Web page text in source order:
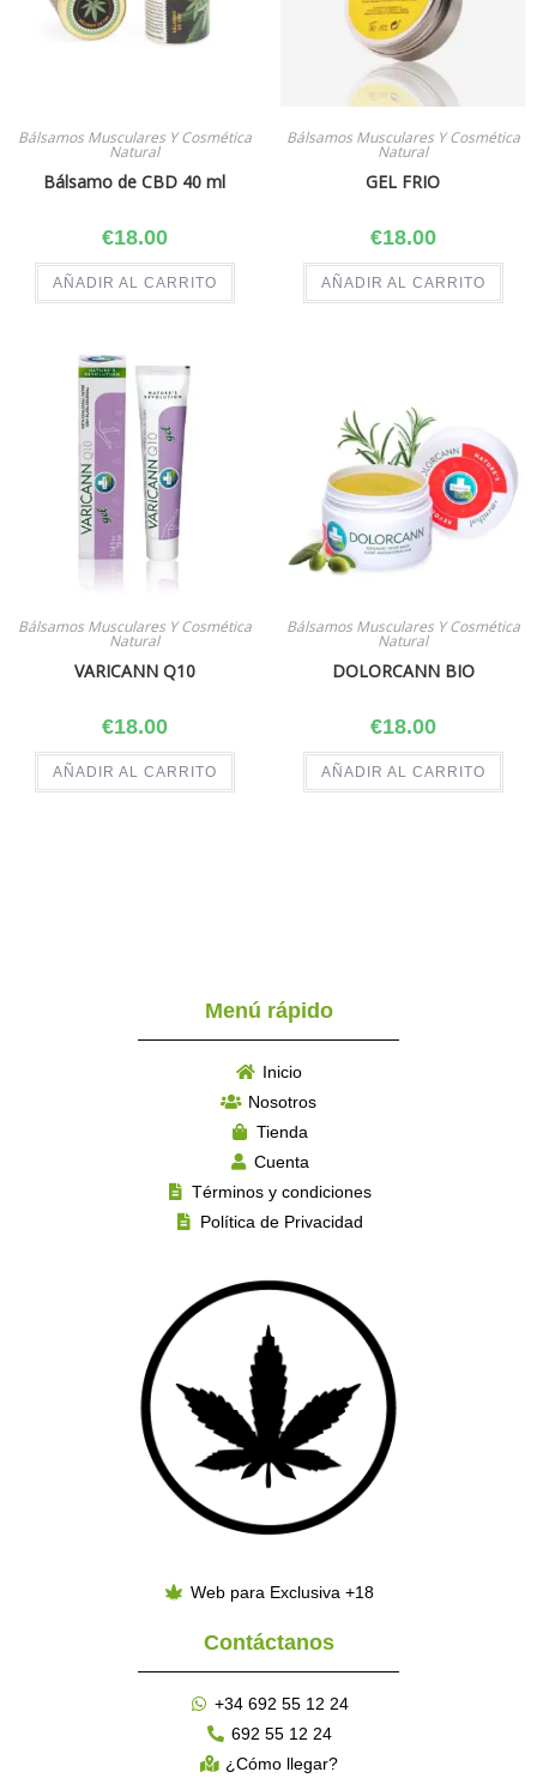
Bálsamos Musculares Y Cosmética
Natural
Bálsamo de CBD 40 ml
€18.00
AÑADIR AL CARRITO
Bálsamos Musculares Y Cosmética
Natural
GEL FRIO
€18.00
AÑADIR AL CARRITO
Bálsamos Musculares Y Cosmética
Natural
VARICANN Q10
€18.00
AÑADIR AL CARRITO
Bálsamos Musculares Y Cosmética
Natural
DOLORCANN BIO
€18.00
AÑADIR AL CARRITO
Menú rápido
Inicio
Nosotros
Tienda
Cuenta
Términos y condiciones
Política de Privacidad
Web para Exclusiva +18
Contáctanos
+34 692 55 12 24
692 55 12 24
¿Cómo llegar?